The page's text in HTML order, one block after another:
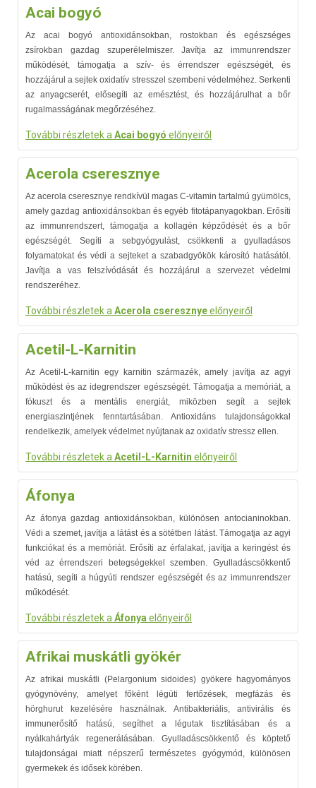
Acai bogyó
Az acai bogyó antioxidánsokban, rostokban és egészséges
zsírokban gazdag szuperélelmiszer. Javítja az immunrendszer
működését, támogatja a szív- és érrendszer egészségét, és
hozzájárul a sejtek oxidatív stresszel szembeni védelméhez. Serkenti
az anyagcserét, elősegíti az emésztést, és hozzájárulhat a bőr
rugalmasságának megőrzéséhez.
További részletek a Acai bogyó előnyeiről
Acerola cseresznye
Az acerola cseresznye rendkívül magas C-vitamin tartalmú gyümölcs,
amely gazdag antioxidánsokban és egyéb fitotápanyagokban. Erősíti
az immunrendszert, támogatja a kollagén képződését és a bőr
egészségét. Segíti a sebgyógyulást, csökkenti a gyulladásos
folyamatokat és védi a sejteket a szabadgyökök károsító hatásától.
Javítja a vas felszívódását és hozzájárul a szervezet védelmi
rendszeréhez.
További részletek a Acerola cseresznyeelőnyeiről
Acetil-L-Karnitin
Az Acetil-L-karnitin egy karnitin származék, amely javítja az agyi
működést és az idegrendszer egészségét. Támogatja a memóriát, a
fókuszt és a mentális energiát, miközben segít a sejtek
energiaszintjének fenntartásában. Antioxidáns tulajdonságokkal
rendelkezik, amelyek védelmet nyújtanak az oxidatív stressz ellen.
További részletek a Acetil-L-Karnitin előnyeiről
Áfonya
Az áfonya gazdag antioxidánsokban, különösen antocianinokban.
Védi a szemet, javítja a látást és a sötétben látást. Támogatja az agyi
funkciókat és a memóriát. Erősíti az érfalakat, javítja a keringést és
véd az érrendszeri betegségekkel szemben. Gyulladáscsökkentő
hatású, segíti a húgyúti rendszer egészségét és az immunrendszer
működését.
További részletek a Áfonya előnyeiről
Afrikai muskátli gyökér
Az afrikai muskátli (Pelargonium sidoides) gyökere hagyományos
gyógynövény, amelyet főként légúti fertőzések, megfázás és
hörghurut kezelésére használnak. Antibakteriális, antivirális és
immunerősítő hatású, segíthet a légutak tisztításában és a
nyálkahártyák regenerálásában. Gyulladáscsökkentő és köptető
tulajdonságai miatt népszerű természetes gyógymód, különösen
gyermekek és idősek körében.